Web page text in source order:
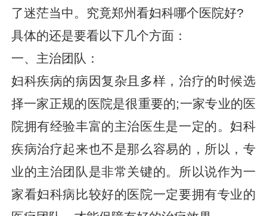
了迷茫当中。究竟郑州看妇科哪个医院好?
具体的还是要看以下几个方面：
一、主治团队：
妇科疾病的病因复杂且多样，治疗的时候选
择一家正规的医院是很重要的;一家专业的医
院拥有经验丰富的主治医生是一定的。妇科
疾病治疗起来也不是那么容易的，所以，专
业的主治团队是非常关键的。所以说作为一
家看妇科病比较好的医院一定要拥有专业的